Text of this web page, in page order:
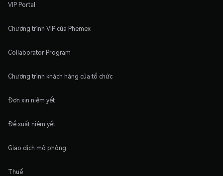
VIP Portal
Chương trình VIP của Phemex
Collaborator Program
Chương trình khách hàng của tổ chức
Đơn xin niêm yết
Đề xuất niêm yết
Giao dịch mô phỏng
Thuế